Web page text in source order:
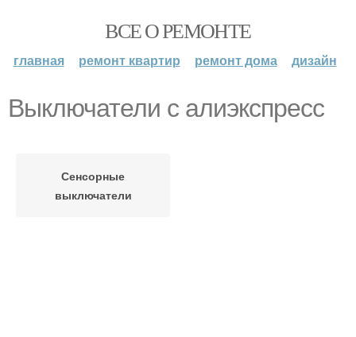
ВСЕ О РЕМОНТЕ
главная ремонт квартир ремонт дома дизайн
Выключатели с алиэкспресс
Сенсорные
выключатели